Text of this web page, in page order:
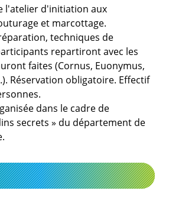
l'atelier d'initiation aux
et marcottage.
techniques de
repartiront avec les
faites (Cornus, Euonymus,
Réservation obligatoire. Effectif
dans le cadre de
secrets » du département de